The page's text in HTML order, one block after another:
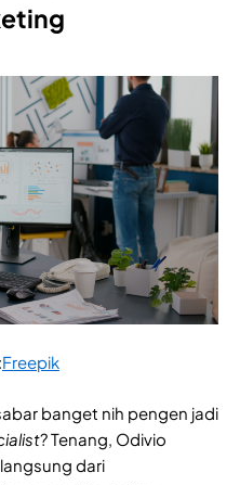
Freepik
banget nih pengen jadi
? Tenang, Odivio
dari